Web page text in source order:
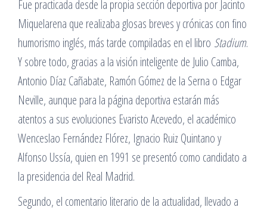
Fue practicada desde la propia sección deportiva por Jacinto
Miquelarena que realizaba glosas breves y crónicas con fino
humorismo inglés, más tarde compiladas en el libro Stadium.
Y sobre todo, gracias a la visión inteligente de Julio Camba,
Antonio Díaz Cañabate, Ramón Gómez de la Serna o Edgar
Neville, aunque para la página deportiva estarán más
atentos a sus evoluciones Evaristo Acevedo, el académico
Wenceslao Fernández Flórez, Ignacio Ruiz Quintano y
Alfonso Ussía, quien en 1991 se presentó como candidato a
la presidencia del Real Madrid.
Segundo, el comentario literario de la actualidad, llevado a